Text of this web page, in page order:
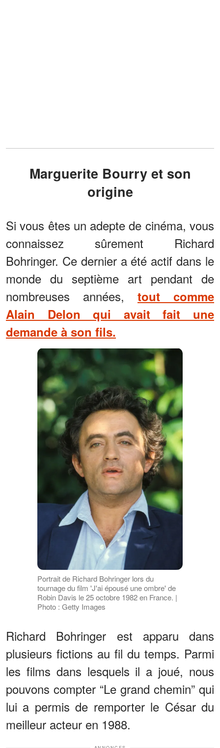
Marguerite Bourry et son
origine
Si vous êtes un adepte de cinéma, vous
connaissez sûrement Richard
Bohringer. Ce dernier a été actif dans le
monde du septième art pendant de
nombreuses années, tout comme
Alain Delon qui avait fait une
demande à son fils.
Portrait de Richard Bohringer lors du
tournage du film 'J'ai épousé une ombre' de
Robin Davis le 25 octobre 1982 en France. |
Photo : Getty Images
Richard Bohringer est apparu dans
plusieurs fictions au fil du temps. Parmi
les films dans lesquels il a joué, nous
pouvons compter “Le grand chemin” qui
lui a permis de remporter le César du
meilleur acteur en 1988.